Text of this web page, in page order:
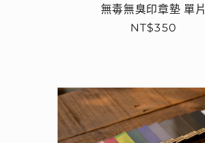
無毒無臭印章墊 單片
定
NT$350